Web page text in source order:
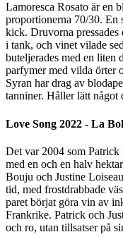
Lamoresca Rosato är en
proportionerna 70/30. En
kick. Druvorna
i tank, och vinet vilade
buteljerades med en liten
parfymer med vilda örter
Syran har drag av
tanniner. Håller lätt något
Love Song 2022 - La
Det var 2004 som
med en och en halv
Bouju och Justine
tid, med frostdrabbade
paret börjat göra vin av
Frankrike. Patrick och
och ro, utan tillsatser på